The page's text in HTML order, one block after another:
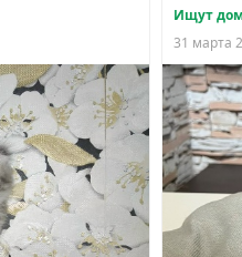
Ищут
31 марта